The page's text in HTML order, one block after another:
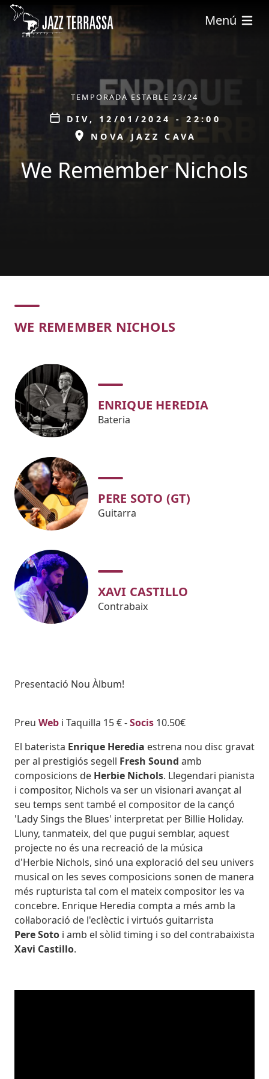
Vés al contingut
Menú
ÀMBIT TEMPORADA ESTABLE 23/24
Data
DIV, 12/01/2024 - 22:00
ESPAI
NOVA JAZZ CAVA
We Remember Nichols
Concert
WE REMEMBER NICHOLS
ENRIQUE HEREDIA
Bateria
PERE SOTO (GT)
Guitarra
XAVI CASTILLO
Contrabaix
Subtitol
Presentació Nou Àlbum!
Preu Web i Taquilla 15 € -Socis 10.50€
El baterista Enrique Heredia estrena nou disc gravat
per al prestigiós segell Fresh Sound amb
composicions de Herbie Nichols. Llegendari pianista
i compositor, Nichols va ser un visionari avançat al
seu temps sent també el compositor de la cançó
'Lady Sings the Blues' interpretat per Billie Holiday.
Lluny, tanmateix, del que pugui semblar, aquest
projecte no és una recreació de la música
d'Herbie Nichols, sinó una exploració del seu univers
musical on les seves composicions sonen de manera
més rupturista tal com el mateix compositor les va
concebre. Enrique Heredia compta a més amb la
col·laboració de l'eclèctic i virtuós guitarrista
Pere Soto i amb el sòlid timing i so del contrabaixista
Xavi Castillo.